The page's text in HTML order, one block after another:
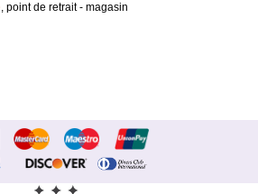
, point de retrait - magasin